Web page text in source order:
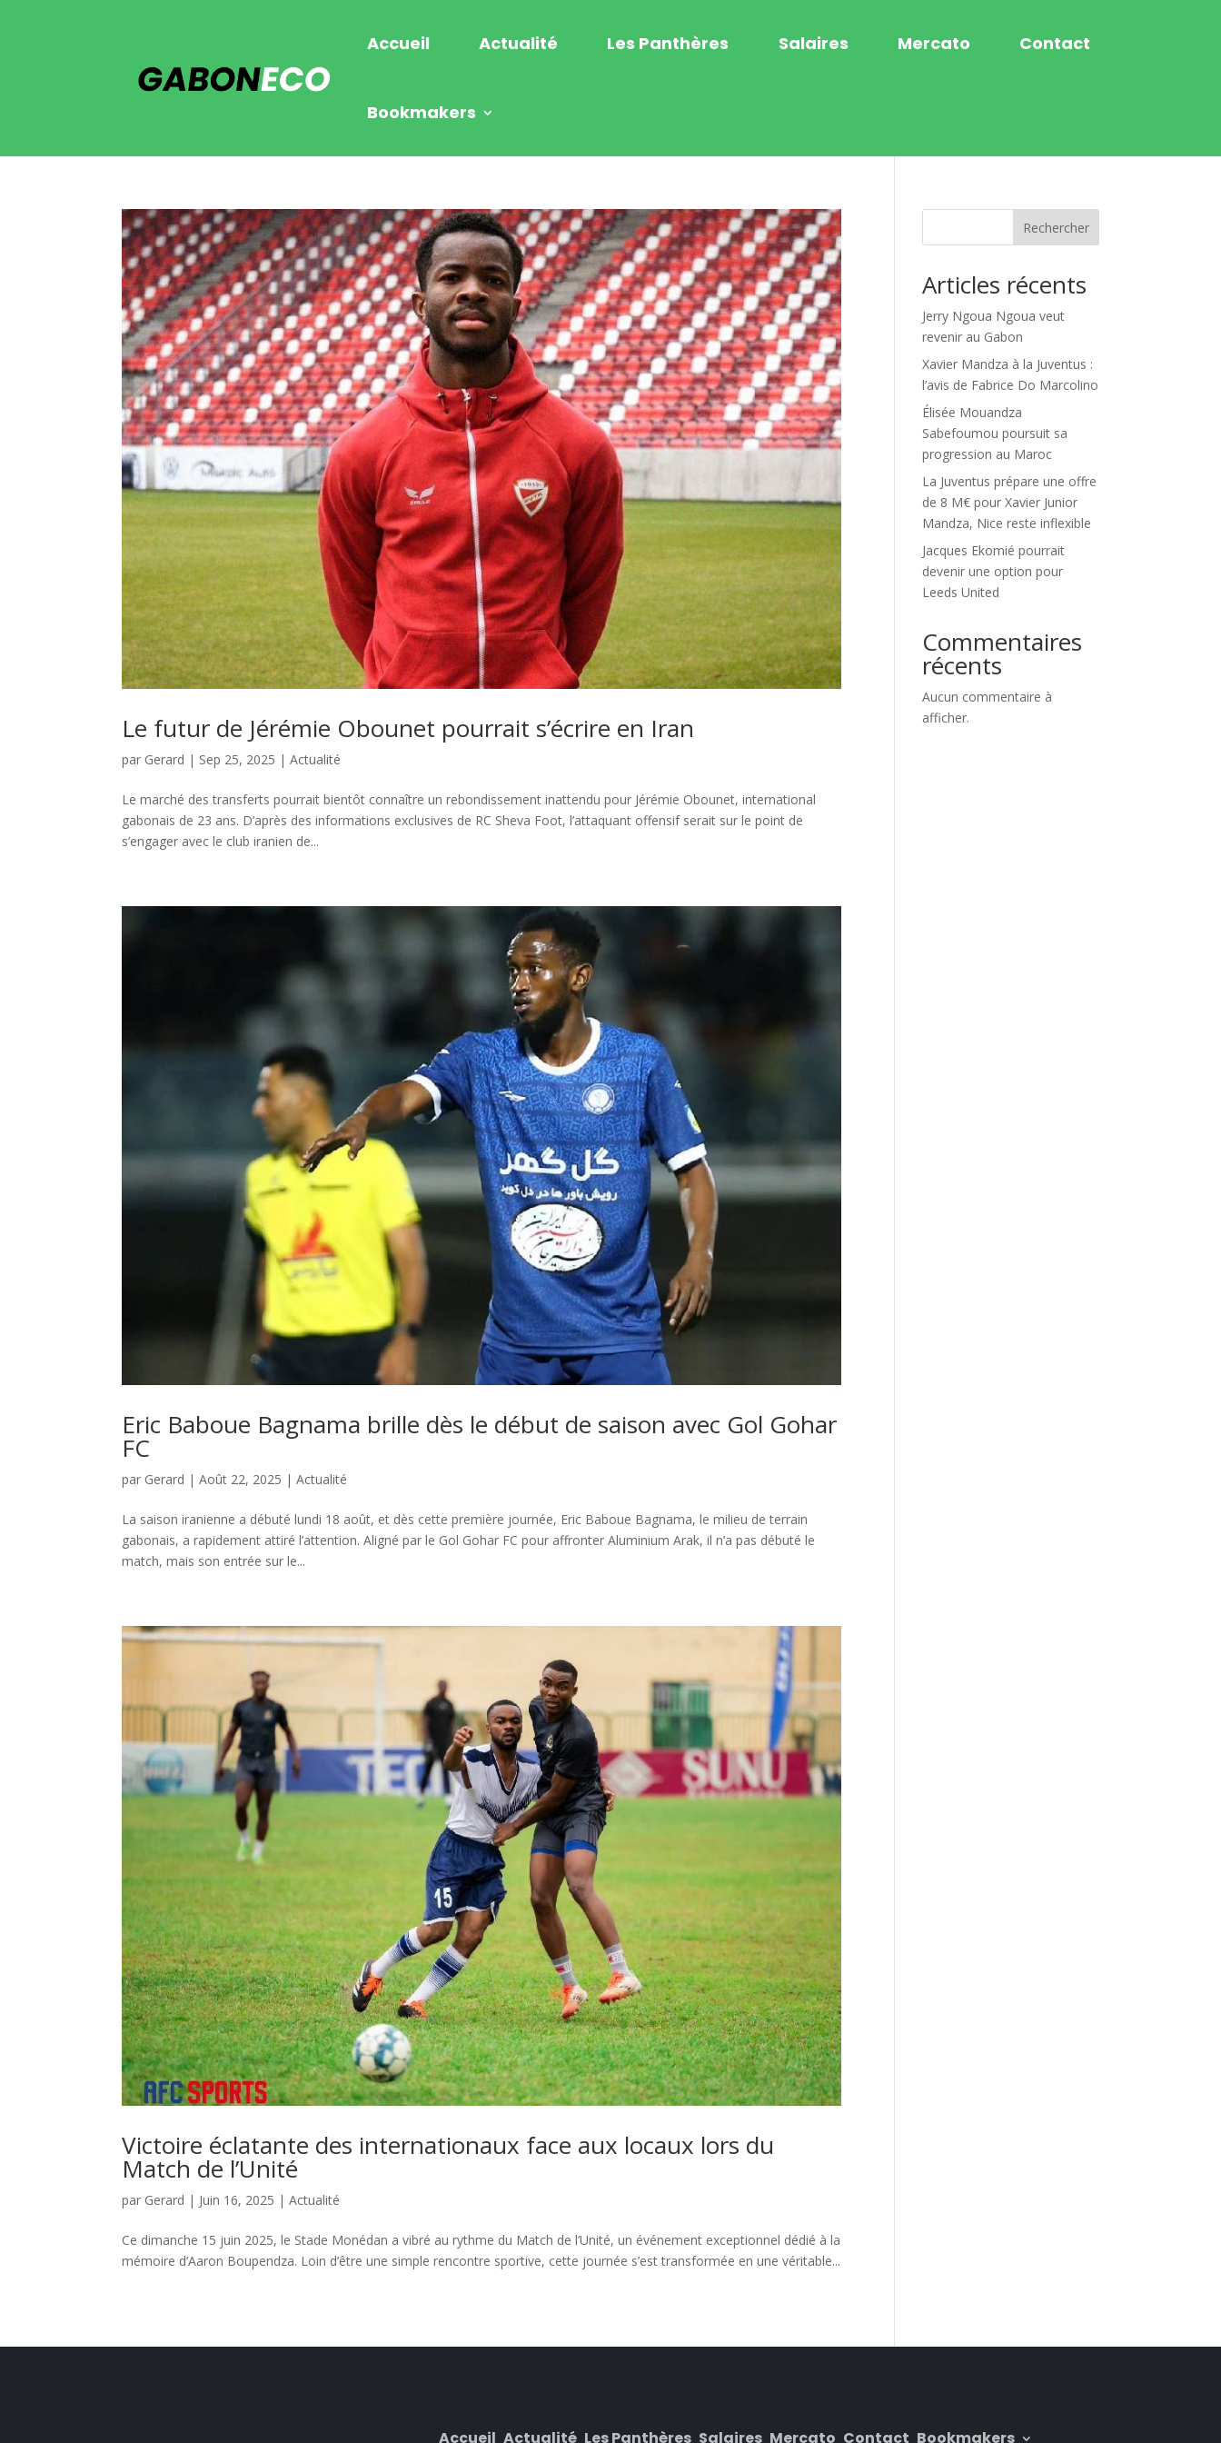
Accueil Actualité Les Panthères Salaires Mercato Contact
Bookmakers
Le futur de Jérémie Obounet pourrait s’écrire en Iran
par Gerard | Sep 25, 2025 |Actualité
Le marché des transferts pourrait bientôt connaître un rebondissement inattendu pour Jérémie Obounet, international
gabonais de 23 ans. D’après des informations exclusives de RC Sheva Foot, l’attaquant offensif serait sur le point de
s’engager avec le club iranien de...
Eric Baboue Bagnama brille dès le début de saison avec Gol Gohar
FC
par Gerard |Août 22, 2025 |Actualité
La saison iranienne a débuté lundi 18 août, et dès cette première journée, Eric Baboue Bagnama, le milieu de terrain
gabonais, a rapidement attiré l’attention. Aligné par le Gol Gohar FC pour affronter Aluminium Arak, il n’a pas débuté le
match, mais son entrée sur le...
Victoire éclatante des internationaux face aux locaux lors du
Match de l’Unité
par Gerard | Juin 16, 2025 |Actualité
Ce dimanche 15 juin 2025, le Stade Monédan a vibré au rythme du Match de l’Unité, un événement exceptionnel dédié à la
mémoire d’Aaron Boupendza. Loin d’être une simple rencontre sportive, cette journée s’est transformée en une véritable...
Rechercher
Articles récents
Jerry Ngoua Ngoua veut
revenir au Gabon
Xavier Mandza à la Juventus :
l’avis de Fabrice Do Marcolino
Élisée Mouandza
Sabefoumou poursuit sa
progression au Maroc
La Juventus prépare une offre
de 8 M€ pour Xavier Junior
Mandza, Nice reste inflexible
Jacques Ekomié pourrait
devenir une option pour
Leeds United
Commentaires
récents
Aucun commentaire à
afficher.
Accueil Actualité Les Panthères Salaires Mercato Contact Bookmakers